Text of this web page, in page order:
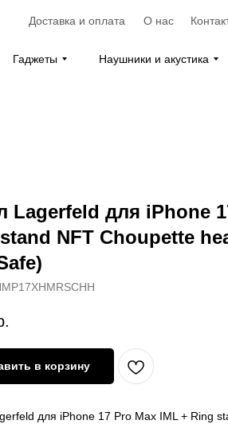
О нас
Доставка и оплата
Гаджеты Наушники и акустика
Lagerfeld для iPhone
NFT Choupette
в корзину
для iPhone 17 Pro Max IML + Ring